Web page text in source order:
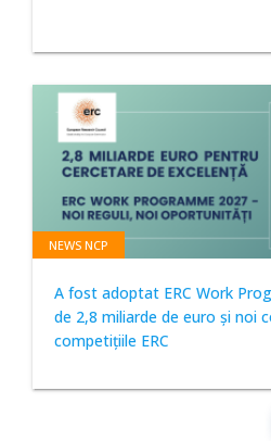
NEWS NCP
A fost adoptat ERC Work
de 2,8 miliarde de euro și noi
competițiile ERC